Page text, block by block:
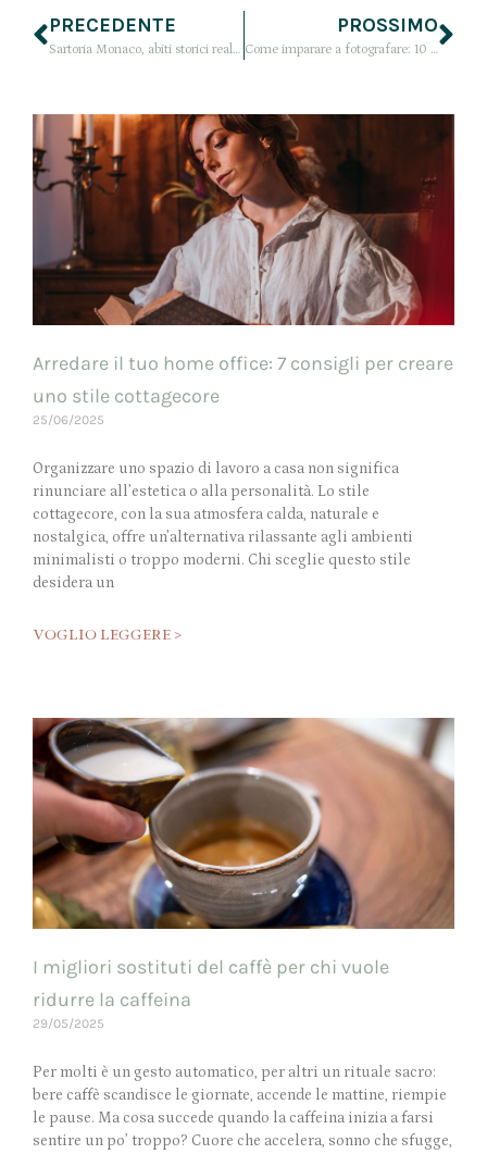
PRECEDENTE
Sartoria Monaco, abiti storici realizzati a mano per un tuffo nel passato
PROSSIMO
Come imparare a fotografare: 10 cose che avrei voluto sapere per iniziare
Arredare il tuo home office: 7 consigli per creare
uno stile cottagecore
25/06/2025
Organizzare uno spazio di lavoro a casa non significa
rinunciare all’estetica o alla personalità. Lo stile
cottagecore, con la sua atmosfera calda, naturale e
nostalgica, offre un’alternativa rilassante agli ambienti
minimalisti o troppo moderni. Chi sceglie questo stile
desidera un
VOGLIO LEGGERE >
I migliori sostituti del caffè per chi vuole
ridurre la caffeina
29/05/2025
Per molti è un gesto automatico, per altri un rituale sacro:
bere caffè scandisce le giornate, accende le mattine, riempie
le pause. Ma cosa succede quando la caffeina inizia a farsi
sentire un po’ troppo? Cuore che accelera, sonno che sfugge,